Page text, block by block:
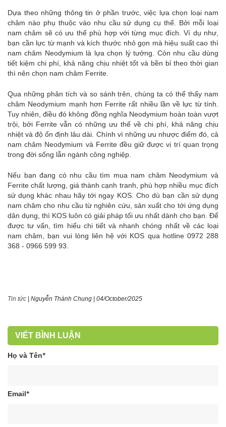
Dựa theo những thông tin ở phần trước, việc lựa chọn loại nam
châm nào phụ thuộc vào nhu cầu sử dụng cụ thể. Bởi mỗi loại
nam châm sẽ có ưu thế phù hợp với từng mục đích. Ví dụ như,
bạn cần lực từ mạnh và kích thước nhỏ gọn mà hiệu suất cao thì
nam châm Neodymium là lựa chọn lý tưởng. Còn nhu cầu dùng
tiết kiệm chi phí, khả năng chịu nhiệt tốt và bền bỉ theo thời gian
thì nên chọn nam châm Ferrite.
Qua những phân tích và so sánh trên, chúng ta có thể thấy nam
châm Neodymium mạnh hơn Ferrite rất nhiều lần về lực từ tính.
Tuy nhiên, điều đó không đồng nghĩa Neodymium hoàn toàn vượt
trội, bởi Ferrite vẫn có những ưu thế về chi phí, khả năng chịu
nhiệt và độ ổn định lâu dài. Chính vì những ưu nhược điểm đó, cả
nam châm Neodymium và Ferrite đều giữ được vị trí quan trọng
trong đời sống lẫn ngành công nghiệp.
Nếu bạn đang có nhu cầu tìm mua nam châm Neodymium và
Ferrite chất lượng, giá thành cạnh tranh, phù hợp nhiều mục đích
sử dụng khác nhau hãy tới ngay KOS. Cho dù bạn cần sử dụng
nam châm cho nhu cầu từ nghiên cứu, sản xuất cho tới ứng dụng
dân dụng, thì KOS luôn có giải pháp tối ưu nhất dành cho bạn. Để
được tư vấn, tìm hiểu chi tiết và nhanh chóng nhất về các loại
nam châm, bạn vui lòng liên hệ với KOS qua hotline 0972 288
368 - 0966 599 93.
Tin tức Nguyễn Thành Chung 04/October/2025
VIẾT BÌNH LUẬN
Họ và Tên*
Email*